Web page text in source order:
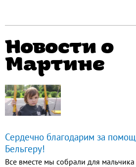
Новости о
Мартине
Сердечно благодарим за
Бельгеру!
Все вместе мы собрали для